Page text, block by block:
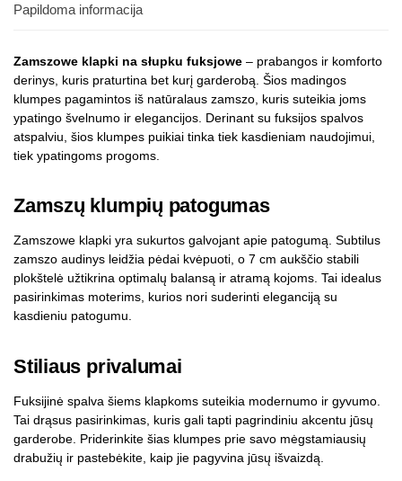
Papildoma informacija
Zamszowe klapki na słupku fuksjowe – prabangos ir komforto
derinys, kuris praturtina bet kurį garderobą. Šios madingos
klumpes pagamintos iš natūralaus zamszo, kuris suteikia joms
ypatingo švelnumo ir elegancijos. Derinant su fuksijos spalvos
atspalviu, šios klumpes puikiai tinka tiek kasdieniam naudojimui,
tiek ypatingoms progoms.
Zamszų klumpių patogumas
Zamszowe klapki yra sukurtos galvojant apie patogumą. Subtilus
zamszo audinys leidžia pėdai kvėpuoti, o 7 cm aukščio stabili
plokštelė užtikrina optimalų balansą ir atramą kojoms. Tai idealus
pasirinkimas moterims, kurios nori suderinti eleganciją su
kasdieniu patogumu.
Stiliaus privalumai
Fuksijinė spalva šiems klapkoms suteikia modernumo ir gyvumo.
Tai drąsus pasirinkimas, kuris gali tapti pagrindiniu akcentu jūsų
garderobe. Priderinkite šias klumpes prie savo mėgstamiausių
drabužių ir pastebėkite, kaip jie pagyvina jūsų išvaizdą.